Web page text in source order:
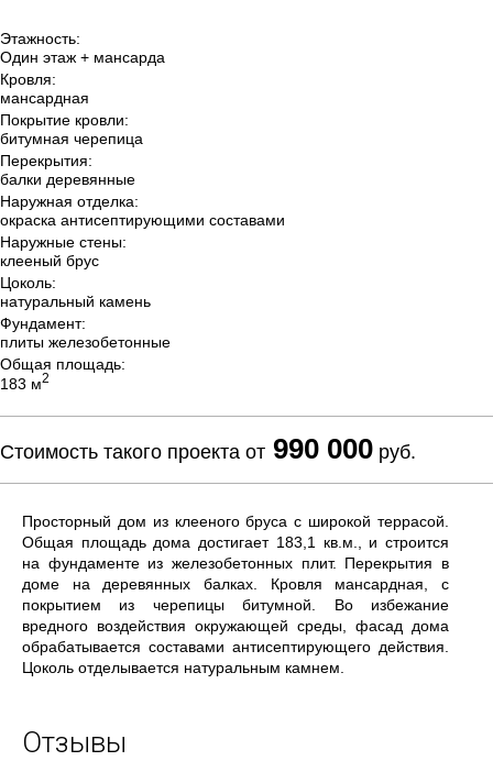
Этажность:
Один этаж + мансарда
Кровля:
мансардная
Покрытие кровли:
битумная черепица
Перекрытия:
балки деревянные
Наружная отделка:
окраска антисептирующими составами
Наружные стены:
клееный брус
Цоколь:
натуральный камень
Фундамент:
плиты железобетонные
Общая площадь:
183 м2
Стоимость такого проекта от 990 000 руб.
Просторный дом из клееного бруса с широкой террасой.
Общая площадь дома достигает 183,1 кв.м., и строится
на фундаменте из железобетонных плит. Перекрытия в
доме на деревянных балках. Кровля мансардная, с
покрытием из черепицы битумной. Во избежание
вредного воздействия окружающей среды, фасад дома
обрабатывается составами антисептирующего действия.
Цоколь отделывается натуральным камнем.
Отзывы